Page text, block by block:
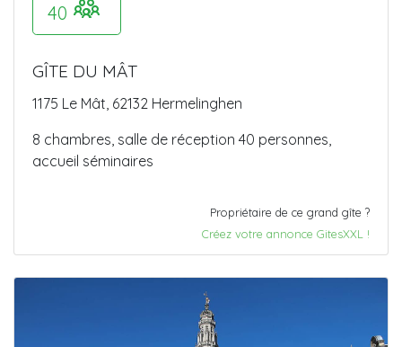
40
GÎTE DU MÂT
1175 Le Mât, 62132 Hermelinghen
8 chambres, salle de réception 40 personnes,
accueil séminaires
Propriétaire de ce grand gîte ?
Créez votre annonce GitesXXL !